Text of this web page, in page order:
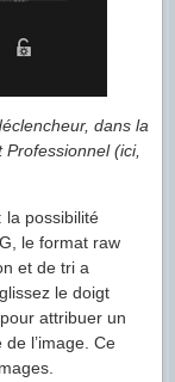
dans la
(ici,
la possibilité
le format raw
et de tri a
le doigt
attribuer un
l’image. Ce